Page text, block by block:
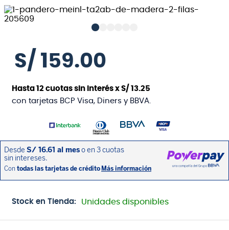
S/ 159.00
Hasta12 cuotas sin interés xS/ 13.25
con tarjetas BCP Visa, Diners y BBVA.
Stock en Tienda: Unidades disponibles